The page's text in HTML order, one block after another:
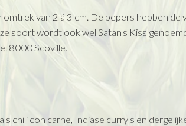
van 2 á 3 cm. De pepers hebben de
soort wordt ook wel Satan's Kiss
8000 Scoville.
chili con carne, Indiase curry's en